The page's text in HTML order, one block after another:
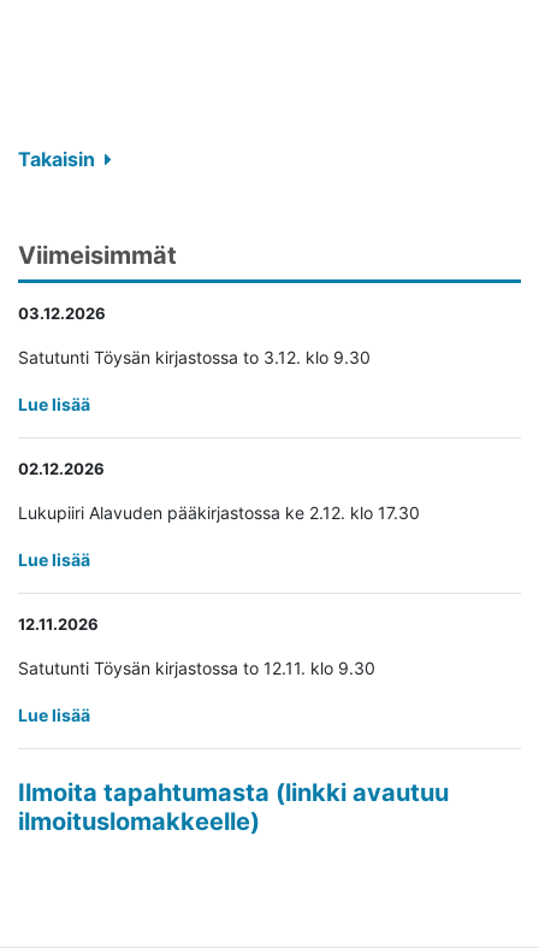
Takaisin
Viimeisimmät
03.12.2026
Satutunti Töysän kirjastossa to 3.12. klo 9.30
Lue lisää
02.12.2026
Lukupiiri Alavuden pääkirjastossa ke 2.12. klo 17.30
Lue lisää
12.11.2026
Satutunti Töysän kirjastossa to 12.11. klo 9.30
Lue lisää
Ilmoita tapahtumasta (linkki avautuu
ilmoituslomakkeelle)